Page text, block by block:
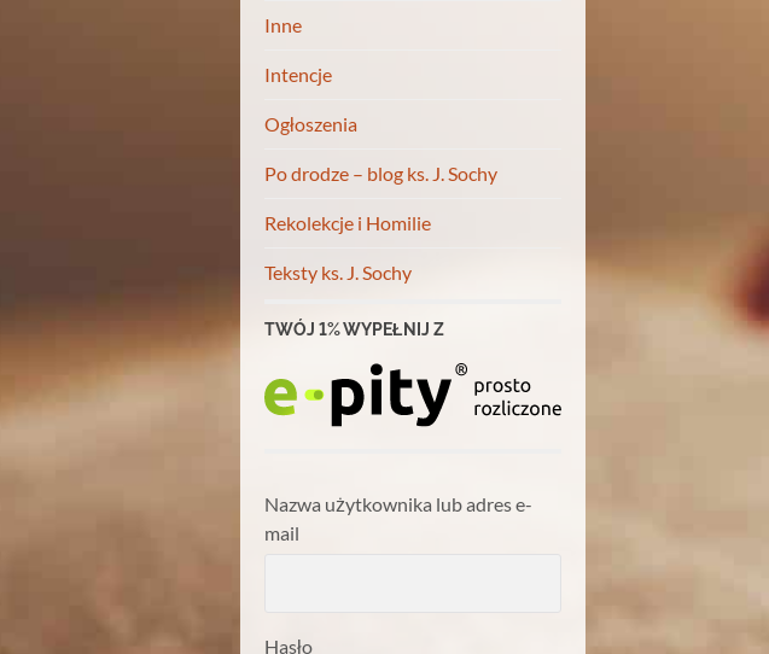
Inne
Intencje
Ogłoszenia
Po drodze – blog ks. J. Sochy
Rekolekcje i Homilie
Teksty ks. J. Sochy
TWÓJ 1% WYPEŁNIJ Z
Nazwa użytkownika lub adres e-
mail
Hasło